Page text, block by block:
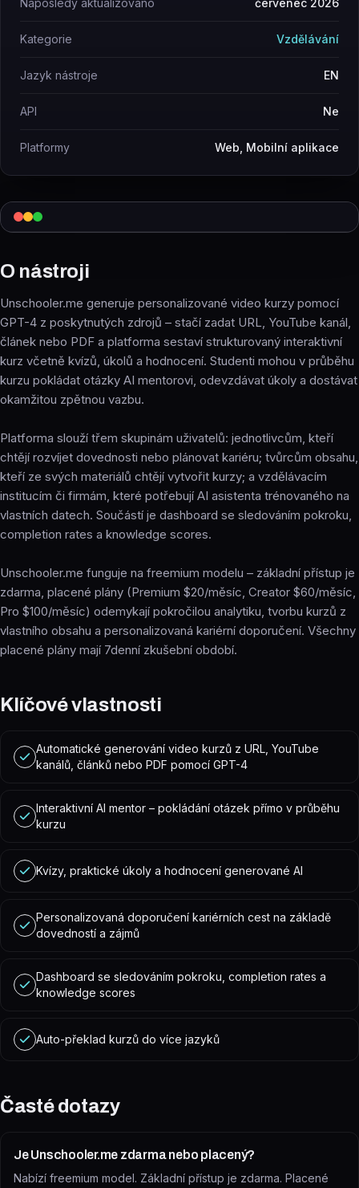
O nástroji
Unschooler.me generuje personalizované video kurzy pomocí
GPT-4 z poskytnutých zdrojů – stačí zadat URL, YouTube kanál,
článek nebo PDF a platforma sestaví strukturovaný interaktivní
kurz včetně kvízů, úkolů a hodnocení. Studenti mohou v průběhu
kurzu pokládat otázky AI mentorovi, odevzdávat úkoly a dostávat
okamžitou zpětnou vazbu.
Platforma slouží třem skupinám uživatelů: jednotlivcům, kteří
chtějí rozvíjet dovednosti nebo plánovat kariéru; tvůrcům obsahu,
kteří ze svých materiálů chtějí vytvořit kurzy; a vzdělávacím
institucím či firmám, které potřebují AI asistenta trénovaného na
vlastních datech. Součástí je dashboard se sledováním pokroku,
completion rates a knowledge scores.
Unschooler.me funguje na freemium modelu – základní přístup je
zdarma, placené plány (Premium $20/měsíc, Creator $60/měsíc,
Pro $100/měsíc) odemykají pokročilou analytiku, tvorbu kurzů z
vlastního obsahu a personalizovaná kariérní doporučení. Všechny
placené plány mají 7denní zkušební období.
Klíčové vlastnosti
Automatické generování video kurzů z URL, YouTube
kanálů, článků nebo PDF pomocí GPT-4
Interaktivní AI mentor – pokládání otázek přímo v průběhu
kurzu
Kvízy, praktické úkoly a hodnocení generované AI
Personalizovaná doporučení kariérních cest na základě
dovedností a zájmů
Dashboard se sledováním pokroku, completion rates a
knowledge scores
Auto-překlad kurzů do více jazyků
Časté dotazy
Je Unschooler.me zdarma nebo placený?
Nabízí freemium model. Základní přístup je zdarma. Placené
Naposledy aktualizováno červenec 2026
Kategorie Vzdělávání
Jazyk nástroje EN
API Ne
Platformy Web, Mobilní aplikace